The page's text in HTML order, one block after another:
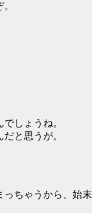
しょうね。
と思うが。
っちゃうから、始末